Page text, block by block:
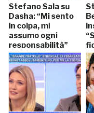
Stefano Sala su
Dasha: “Mi sento
in colpa, mi
assumo ogni
responsabilità”